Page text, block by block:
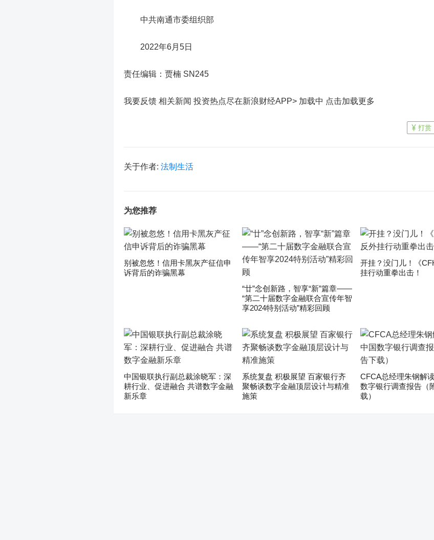
中共南通市委组织部
2022年6月5日
责任编辑：贾楠 SN245
我要反馈 相关新闻 投资热点尽在新浪财经APP> 加载中 点击加载更多
打赏
关于作者: 法制生活
为您推荐
别被忽悠！信用卡黑灰产征信申
诉背后的诈骗黑幕
“廿”念创新路，智享“新”篇章——
“第二十届数字金融联合宣传年智
享2024特别活动”精彩回顾
开挂？没门儿！《
挂行动重拳出击！
中国银联执行副总裁涂晓军：深
耕行业、促进融合 共谱数字金融
新乐章
系统复盘 积极展望 百家银行齐
聚畅谈数字金融顶层设计与精准
施策
CFCA总经理朱钢解
数字银行调查报告（
载）